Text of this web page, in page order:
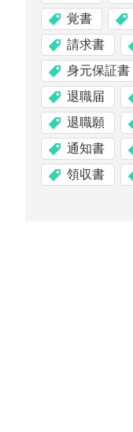
覚書
請求書
身元保証書
退職届
退職願
通知書
領収書